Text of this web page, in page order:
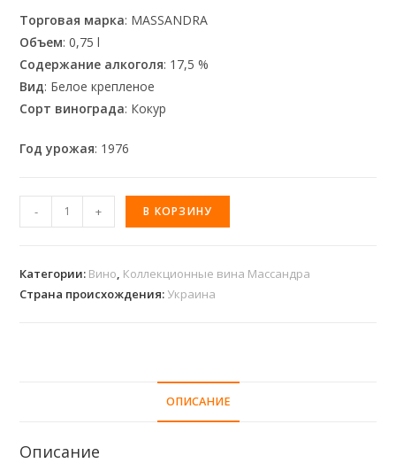
Торговая марка: MASSANDRA
Объем: 0,75 l
Содержание алкоголя: 17,5 %
Вид: Белое крепленое
Сорт винограда: Кокур
Год урожая: 1976
- + В КОРЗИНУ
Категории: Вино, Коллекционные вина Массандра
Страна происхождения: Украина
ОПИСАНИЕ
Описание